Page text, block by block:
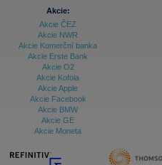
Akcie:
Akcie ČEZ
Akcie NWR
Akcie Komerční banka
Akcie Erste Bank
Akcie O2
Akcie Kofola
Akcie Apple
Akcie Facebook
Akcie BMW
Akcie GE
Akcie Moneta